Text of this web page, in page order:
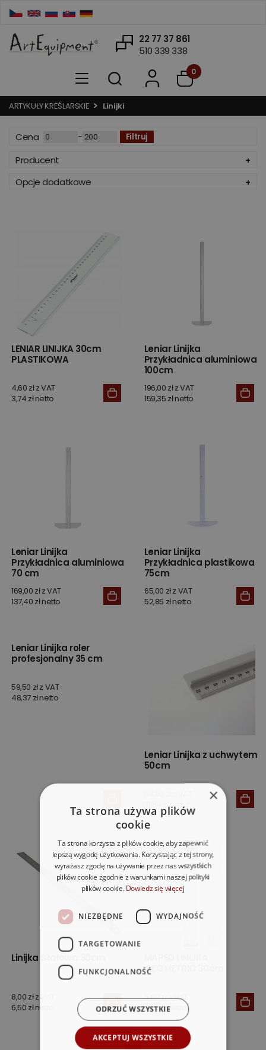
22 77 37 861
510 339 338
0
ARTYKUŁY KREŚLARSKIE Linijki
Cena - Filtruj
Producent
Opcje dodatkowe
LENIAR LINIJKA 30cm
PLASTIKOWA
4,60 zł z VAT
3,74 zł netto
Leniar Linijka
Przykładnica aluminiowa
100cm
196,00 zł z VAT
159,35 zł netto
Leniar Linijka
Przykładnica aluminiowa
70 cm
169,00 zł z VAT
137,40 zł netto
Leniar Linijka
Przykładnica plastikowa
75cm
65,00 zł z VAT
52,85 zł netto
Leniar Linijka roler
profesjonalny 35 cm
59,50 zł z VAT
48,37 zł netto
Leniar Linijka z uchwytem
50cm
71,54 zł netto
Linijka Stalowa 30cm
8,00 zł z VAT
6,50 zł netto
GEOMETRIC 30cm
5,00 zł z VAT
4,07 zł netto
×
Ta strona używa plików
cookie
Ta strona korzysta z plików cookie, aby zapewnić
lepszą wygodę użytkowania. Korzystając z tej strony,
wyrażasz zgodę na używanie przez nas wszystkich
plików cookie zgodnie z warunkami naszej polityki
plików cookie. Dowiedz się więcej
NIEZBĘDNE WYDAJNOŚĆ
TARGETOWANIE
FUNKCJONALNOŚĆ
AKCEPTUJ WSZYSTKIE
ODRZUĆ WSZYSTKIE